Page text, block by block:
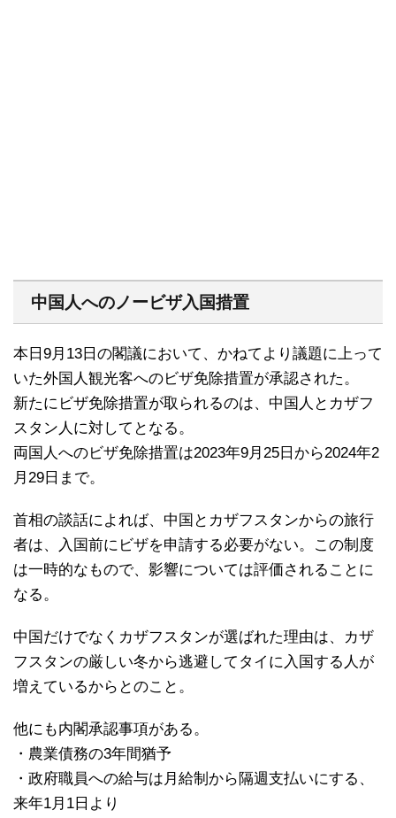
中国人へのノービザ入国措置
本日9月13日の閣議において、かねてより議題に上って
いた外国人観光客へのビザ免除措置が承認された。
新たにビザ免除措置が取られるのは、中国人とカザフ
スタン人に対してとなる。
両国人へのビザ免除措置は2023年9月25日から2024年2
月29日まで。
首相の談話によれば、中国とカザフスタンからの旅行
者は、入国前にビザを申請する必要がない。この制度
は一時的なもので、影響については評価されることに
なる。
中国だけでなくカザフスタンが選ばれた理由は、カザ
フスタンの厳しい冬から逃避してタイに入国する人が
増えているからとのこと。
他にも内閣承認事項がある。
・農業債務の3年間猶予
・政府職員への給与は月給制から隔週支払いにする、
来年1月1日より